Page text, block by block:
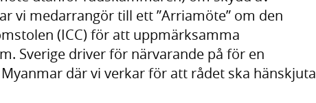
vi medarrangör till ett ”Arriamöte” om den
(ICC) för att uppmärksamma
Sverige driver för närvarande på för en
där vi verkar för att rådet ska hänskjuta